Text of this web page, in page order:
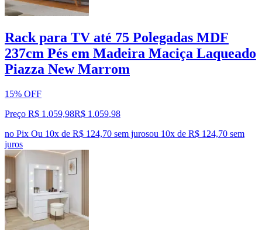
Rack para TV até 75 Polegadas MDF
237cm Pés em Madeira Maciça Laqueado
Piazza New Marrom
15% OFF
Preço R$ 1.059,98R$ 1.059,98
no Pix Ou 10x de R$ 124,70 sem jurosou 10x de R$ 124,70 sem
juros